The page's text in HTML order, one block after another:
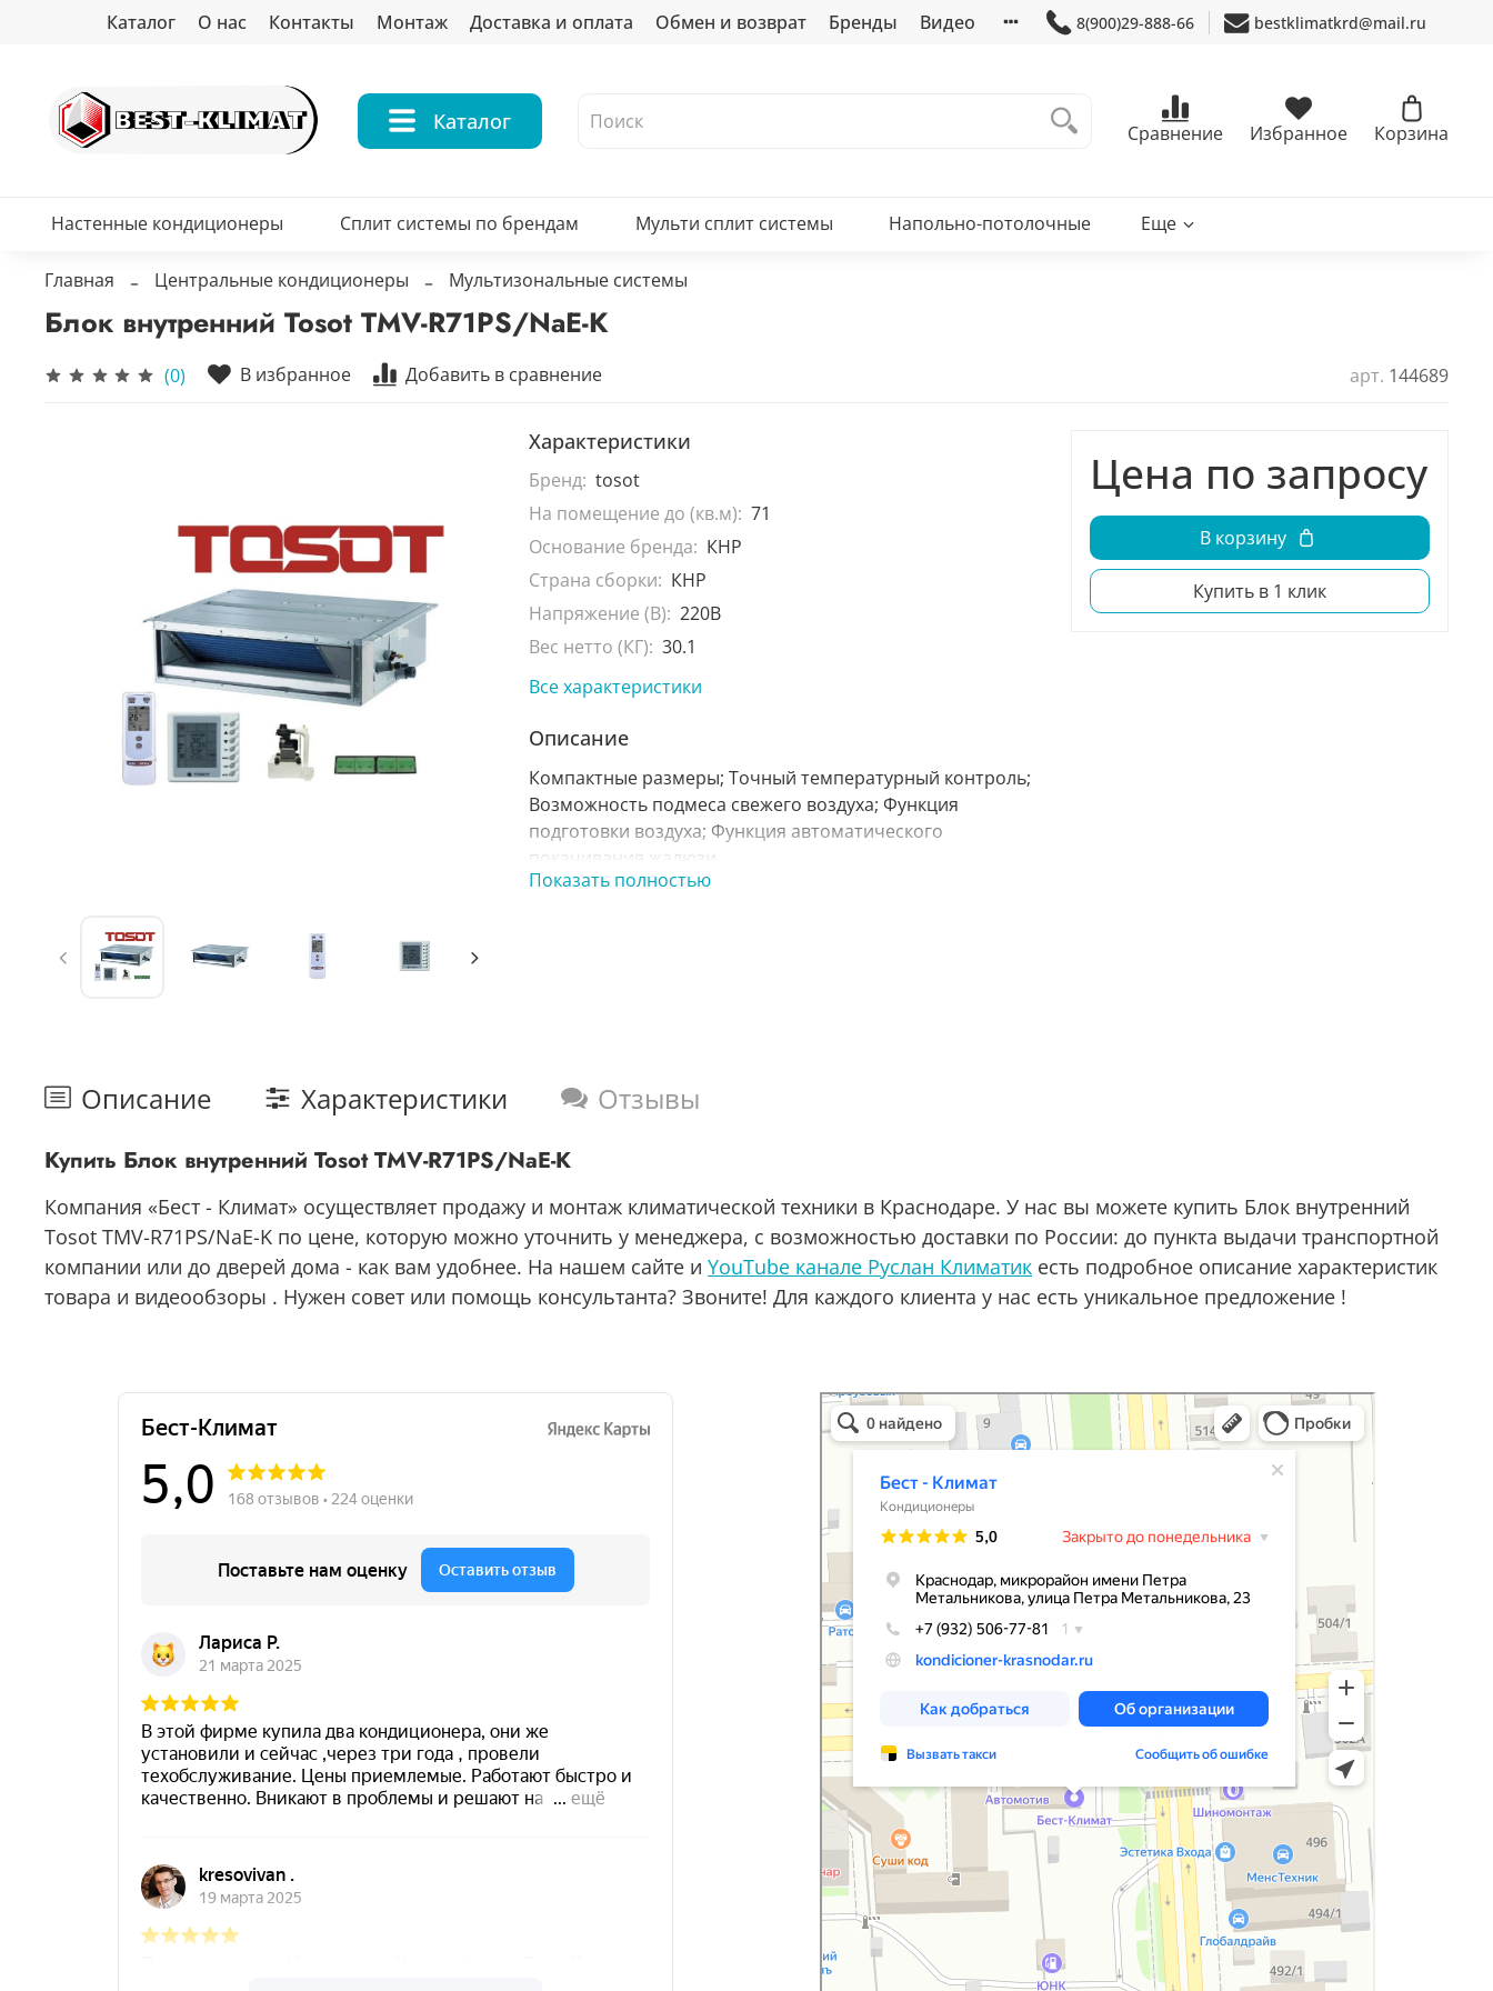
Каталог О нас Контакты Монтаж Доставка и оплата Обмен и возврат Бренды Видео 8(900)29-888-66 bestklimatkrd@mail.ru
Каталог Сравнение Избранное Корзина
Настенные кондиционеры Сплит системы по брендам Мульти сплит системы Напольно-потолочные Еще
Главная Центральные кондиционеры Мультизональные системы
Блок внутренний Tosot TMV-R71PS/NaE-K
(0) В избранное Добавить в сравнение арт. 144689
Характеристики
Бренд: tosot
На помещение до (кв.м): 71
Основание бренда: КНР
Страна сборки: КНР
Напряжение (В): 220В
Вес нетто (КГ): 30.1
Все характеристики
Описание
Компактные размеры; Точный температурный контроль;
Возможность подмеса свежего воздуха; Функция
подготовки воздуха; Функция автоматического
покачивания жалюзи
Показать полностью
Цена по запросу
В корзину
Купить в 1 клик
Описание Характеристики Отзывы
Купить Блок внутренний Tosot TMV-R71PS/NaE-K
Компания «Бест - Климат» осуществляет продажу и монтаж климатической техники в Краснодаре. У нас вы можете купить Блок внутренний
Tosot TMV-R71PS/NaE-K по цене, которую можно уточнить у менеджера, с возможностью доставки по России: до пункта выдачи транспортной
компании или до дверей дома - как вам удобнее. На нашем сайте и YouTube канале Руслан Климатик есть подробное описание характеристик
товара и видеообзоры . Нужен совет или помощь консультанта? Звоните! Для каждого клиента у нас есть уникальное предложение !
Бест-климат
Кондиционеры в Краснодаре